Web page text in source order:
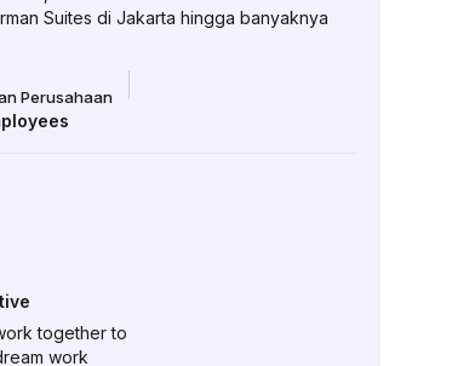
Suites di Jakarta hingga banyaknya
Perusahaan
together to
work